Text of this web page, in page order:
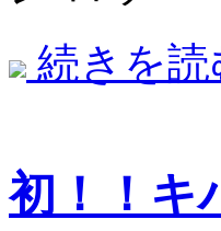
続きを読
初！！キ